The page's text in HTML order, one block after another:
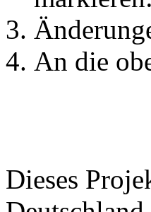
An die
Dieses